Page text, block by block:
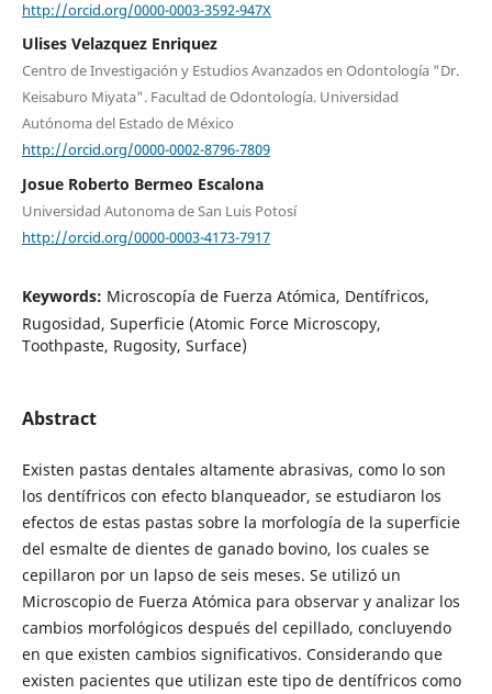
http://orcid.org/0000-0003-3592-947X
Ulises Velazquez Enriquez
Centro de Investigación y Estudios Avanzados en Odontología "Dr.
Keisaburo Miyata". Facultad de Odontología. Universidad
Autónoma del Estado de México
http://orcid.org/0000-0002-8796-7809
Josue Roberto Bermeo Escalona
Universidad Autonoma de San Luis Potosí
http://orcid.org/0000-0003-4173-7917
Keywords: Microscopía de Fuerza Atómica, Dentífricos,
Rugosidad, Superficie (Atomic Force Microscopy,
Toothpaste, Rugosity, Surface)
Abstract
Existen pastas dentales altamente abrasivas, como lo son
los dentífricos con efecto blanqueador, se estudiaron los
efectos de estas pastas sobre la morfología de la superficie
del esmalte de dientes de ganado bovino, los cuales se
cepillaron por un lapso de seis meses. Se utilizó un
Microscopio de Fuerza Atómica para observar y analizar los
cambios morfológicos después del cepillado, concluyendo
en que existen cambios significativos. Considerando que
existen pacientes que utilizan este tipo de dentífricos como